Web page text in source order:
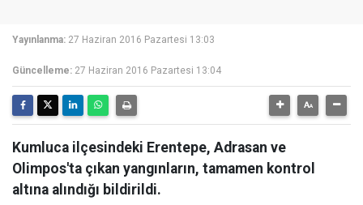
Yayınlanma: 27 Haziran 2016 Pazartesi 13:03
Güncelleme: 27 Haziran 2016 Pazartesi 13:04
Kumluca ilçesindeki Erentepe, Adrasan ve
Olimpos'ta çıkan yangınların, tamamen kontrol
altına alındığı bildirildi.